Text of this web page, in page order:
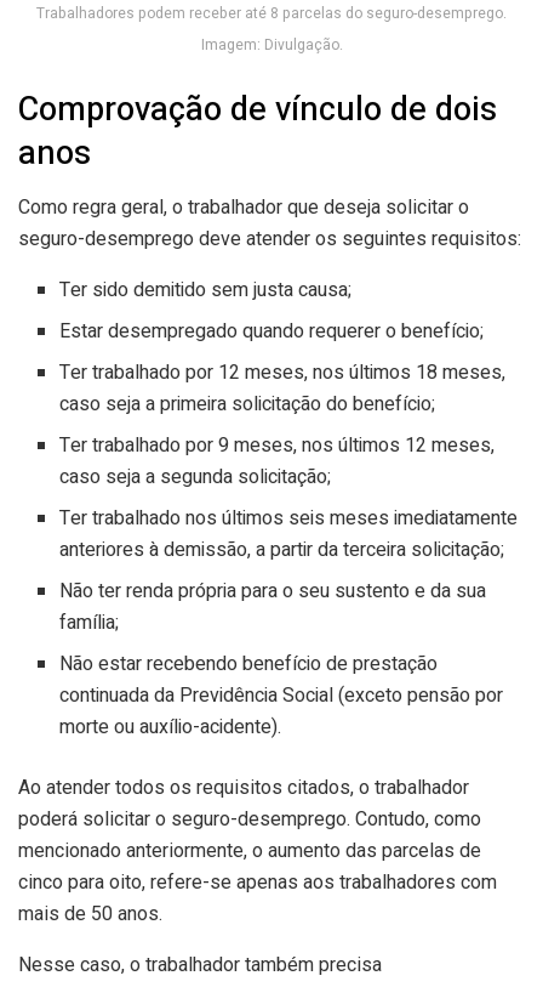
Trabalhadores podem receber até 8 parcelas do seguro-desemprego.
Imagem: Divulgação.
Comprovação de vínculo de dois
anos
Como regra geral, o trabalhador que deseja solicitar o
seguro-desemprego deve atender os seguintes requisitos:
Ter sido demitido sem justa causa;
Estar desempregado quando requerer o benefício;
Ter trabalhado por 12 meses, nos últimos 18 meses,
caso seja a primeira solicitação do benefício;
Ter trabalhado por 9 meses, nos últimos 12 meses,
caso seja a segunda solicitação;
Ter trabalhado nos últimos seis meses imediatamente
anteriores à demissão, a partir da terceira solicitação;
Não ter renda própria para o seu sustento e da sua
família;
Não estar recebendo benefício de prestação
continuada da Previdência Social (exceto pensão por
morte ou auxílio-acidente).
Ao atender todos os requisitos citados, o trabalhador
poderá solicitar o seguro-desemprego. Contudo, como
mencionado anteriormente, o aumento das parcelas de
cinco para oito, refere-se apenas aos trabalhadores com
mais de 50 anos.
Nesse caso, o trabalhador também precisa